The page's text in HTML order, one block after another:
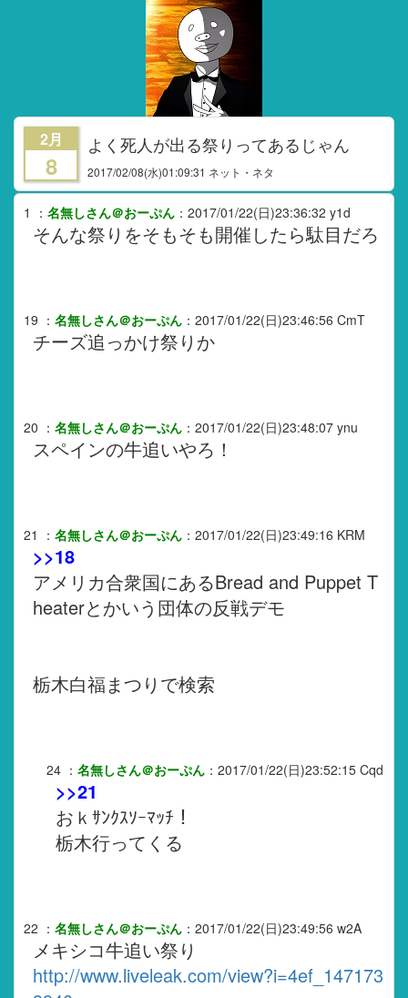
2月
8
よく死人が出る祭りってあるじゃん
2017/02/08(水)01:09:31 ネット・ネタ
1 ： 名無しさん＠おーぷん ： 2017/01/22(日)23:36:32 y1d
そんな祭りをそもそも開催したら駄目だろ
19 ： 名無しさん＠おーぷん ： 2017/01/22(日)23:46:56 CmT
チーズ追っかけ祭りか
20 ： 名無しさん＠おーぷん ： 2017/01/22(日)23:48:07 ynu
スペインの牛追いやろ！
21 ： 名無しさん＠おーぷん ： 2017/01/22(日)23:49:16 KRM
>>18
アメリカ合衆国にあるBread and Puppet T
heaterとかいう団体の反戦デモ
栃木白福まつりで検索
24 ： 名無しさん＠おーぷん ： 2017/01/22(日)23:52:15 Cqd
>>21
おｋｻﾝｸｽｿｰﾏｯﾁ！
栃木行ってくる
22 ： 名無しさん＠おーぷん ： 2017/01/22(日)23:49:56 w2A
メキシコ牛追い祭り
http://www.liveleak.com/view?i=4ef_147173